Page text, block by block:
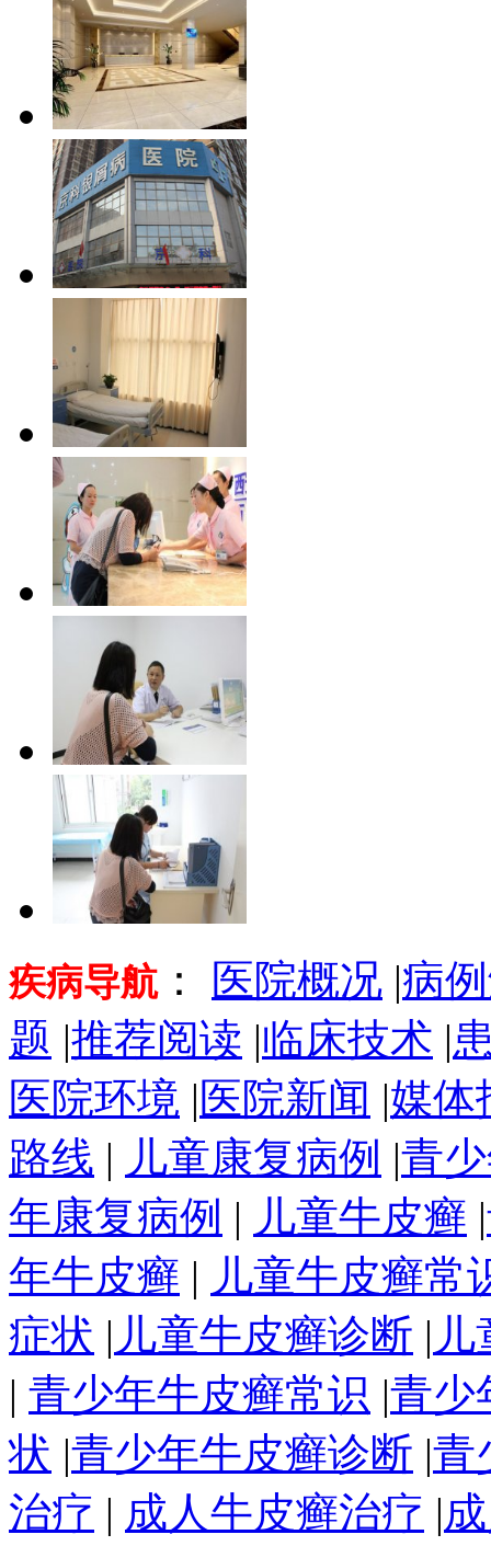
疾病导航： 医院概况 |病
题 |推荐阅读 |临床技术 |
医院环境 |医院新闻 |媒体
路线 | 儿童康复病例 |青
年康复病例 | 儿童牛皮癣 |
年牛皮癣 | 儿童牛皮癣常
症状 | 儿童牛皮癣诊断 |
| 青少年牛皮癣常识 |青少
状 |青少年牛皮癣诊断 |青
治疗 | 成人牛皮癣治疗 |